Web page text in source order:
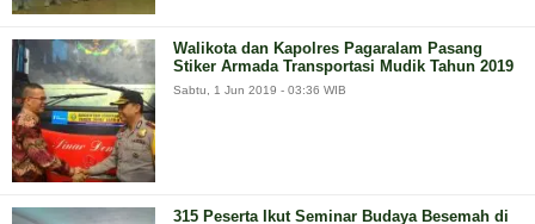
Walikota dan Kapolres Pagaralam Pasang
Stiker Armada Transportasi Mudik Tahun 2019
Sabtu, 1 Jun 2019 - 03:36 WIB
315 Peserta Ikut Seminar Budaya Besemah di